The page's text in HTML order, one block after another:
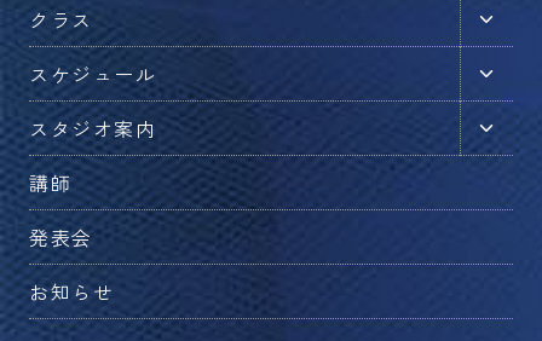
クラス
子
メ
ニ
ュ
ー
切
替
スケジュール
子
メ
ニ
ュ
切
替
スタジオ案内
子
メ
ュ
切
講師
発表会
お知らせ